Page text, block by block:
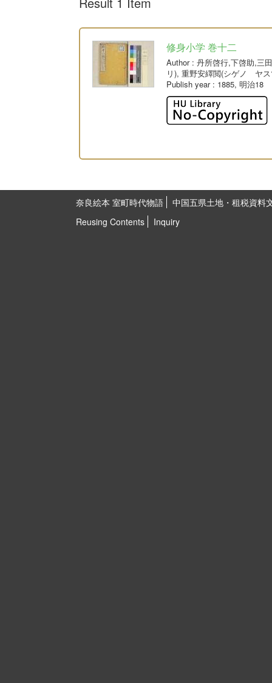
修身小学 巻十二
Author: 丹所啓行,下啓助,三
リ), 重野安繹閲(シゲノ ヤ
Publish year: 1885, 明治18
奈良絵本 室町時代物語
中国五県土地・租税資料
Reusing Contents
Inquiry